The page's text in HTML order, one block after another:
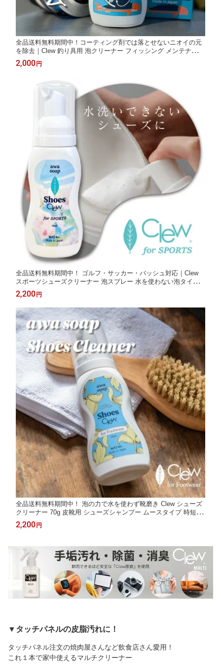
全品送料無料期間中！コーティング剤では落とせないニオイの元
を除去｜Clew 釣り具用 泡クリーナー フィッシング メンテナンス
クリーナー 釣り 釣竿 ニオイ 魚臭い 生臭い ヌメリ ヘドロ
2,000 円
全品送料無料期間中！ ゴルフ・サッカー・バッシュ対応｜Clew
スポーツシューズクリーナー 泡スプレー 水を使わない泡タイプ
シューズシャンプー スニーカー・革靴・合皮にも対応 タオルで
拭くだけ 簡単ケア 時短3分靴磨き 加水分解防止
2,200 円
全品送料無料期間中！ 泡の力で水を使わず靴磨き Clew シューズ
クリーナー 70g 皮靴用 シューズシャンプー ムースタイプ 時短 3
分靴洗い 革製・合皮・スニーカー・ハイヒール・ブーツ対応 加
水分解防止 天然由来
2,200 円
▼タッチパネルの皮脂汚れに！
タッチパネル注文の焼肉屋さんなど飲食店さん愛用！
これ１本で家中使えるマルチクリーナー